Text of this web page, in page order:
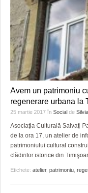
Avem un patrimoniu
regenerare urbana la
25 martie 2017 în Social de
Asociaţia Culturală Salvaţi
de la ora 17, un atelier de
patrimoniului cultural
clădirilor istorice din
Etichete: atelier, patrimoniu